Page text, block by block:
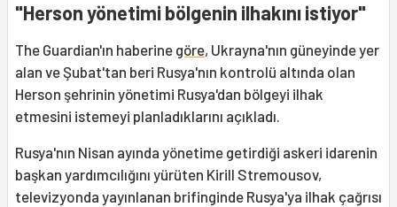
"Herson yönetimi bölgenin ilhakını istiyor"
The Guardian'ın haberine göre, Ukrayna'nın güneyinde yer
alan ve Şubat'tan beri Rusya'nın kontrolü altında olan
Herson şehrinin yönetimi Rusya'dan bölgeyi ilhak
etmesini istemeyi planladıklarını açıkladı.
Rusya'nın Nisan ayında yönetime getirdiği askeri idarenin
başkan yardımcılığını yürüten Kirill Stremousov,
televizyonda yayınlanan brifinginde Rusya'ya ilhak çağrısı